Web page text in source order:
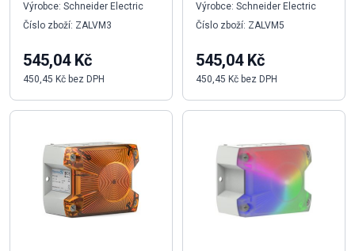
Výrobce: Schneider Electric
Číslo zboží: ZALVM3
545,04 Kč
450,45 Kč bez DPH
Výrobce: Schneider Electric
Číslo zboží: ZALVM5
545,04 Kč
450,45 Kč bez DPH